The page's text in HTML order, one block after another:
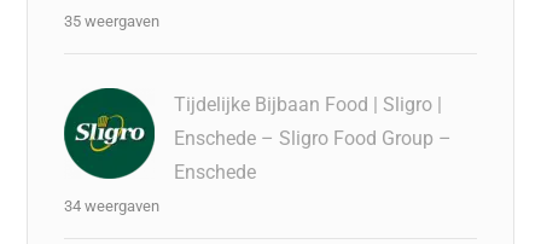
35 weergaven
Tijdelijke Bijbaan Food | Sligro |
Enschede – Sligro Food Group –
Enschede
34 weergaven